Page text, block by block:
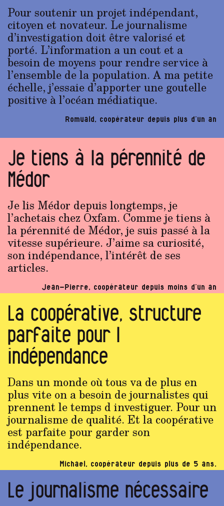
Pour soutenir un projet indépendant,
citoyen et novateur. Le journalisme
d’investigation doit être valorisé et
porté. L’information a un cout et a
besoin de moyens pour rendre service à
l’ensemble de la population. A ma petite
échelle, j’essaie d’apporter une goutelle
positive à l’océan médiatique.
Romuald, coopérateur depuis plus d’un an
Je tiens à la pérennité de
Médor
Je lis Médor depuis longtemps, je
l’achetais chez Oxfam. Comme je tiens à
la pérennité de Médor, je suis passé à la
vitesse supérieure. J’aime sa curiosité,
son indépendance, l’intérêt de ses
articles.
Jean-Pierre, coopérateur depuis moins d’un an
La coopérative, structure
parfaite pour l
indépendance
Dans un monde où tous va de plus en
plus vite on a besoin de journalistes qui
prennent le temps d investiguer. Pour un
journalisme de qualité. Et la coopérative
est parfaite pour garder son
indépendance.
Michael, coopérateur depuis plus de 5 ans.
Le journalisme nécessaire